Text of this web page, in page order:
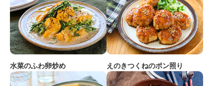
水菜のふわ卵炒め えのきつくねのポン照り